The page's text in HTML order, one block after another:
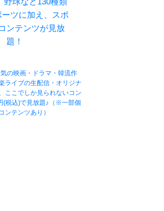
ツに加え、スポ
ンテンツが見放
題！
の映画・ドラマ・韓流作
ライブの生配信・オリジナ
ここでしか見られないコン
(税込)で見放題♪（※一部個
ンテンツあり）